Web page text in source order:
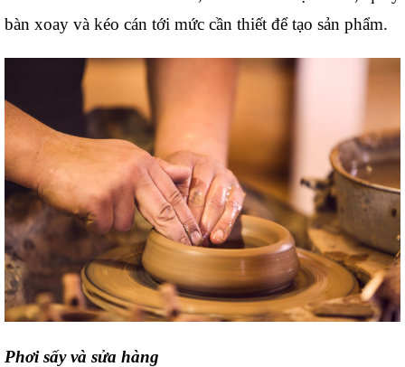
bàn xoay và kéo cán tới mức cần thiết để tạo sản phẩm.
Phơi sấy và sửa hàng